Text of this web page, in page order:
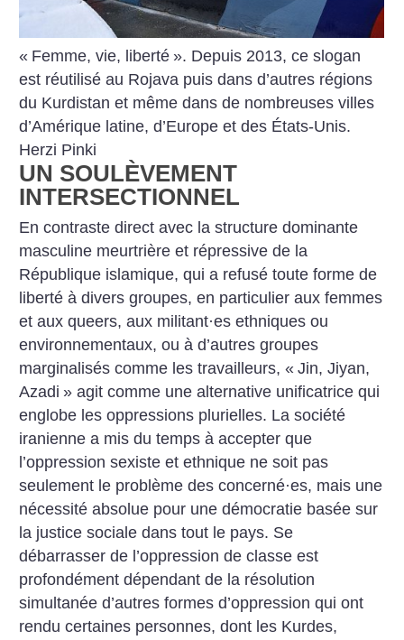
« Femme, vie, liberté ». Depuis 2013, ce slogan
est réutilisé au Rojava puis dans d’autres régions
du Kurdistan et même dans de nombreuses villes
d’Amérique latine, d’Europe et des États-Unis.
Herzi Pinki
UN SOULÈVEMENT
INTERSECTIONNEL
En contraste direct avec la structure dominante
masculine meurtrière et répressive de la
République islamique, qui a refusé toute forme de
liberté à divers groupes, en particulier aux femmes
et aux queers, aux militant·es ethniques ou
environnementaux, ou à d’autres groupes
marginalisés comme les travailleurs, « Jin, Jiyan,
Azadi » agit comme une alternative unificatrice qui
englobe les oppressions plurielles. La société
iranienne a mis du temps à accepter que
l’oppression sexiste et ethnique ne soit pas
seulement le problème des concerné·es, mais une
nécessité absolue pour une démocratie basée sur
la justice sociale dans tout le pays. Se
débarrasser de l’oppression de classe est
profondément dépendant de la résolution
simultanée d’autres formes d’oppression qui ont
rendu certaines personnes, dont les Kurdes,